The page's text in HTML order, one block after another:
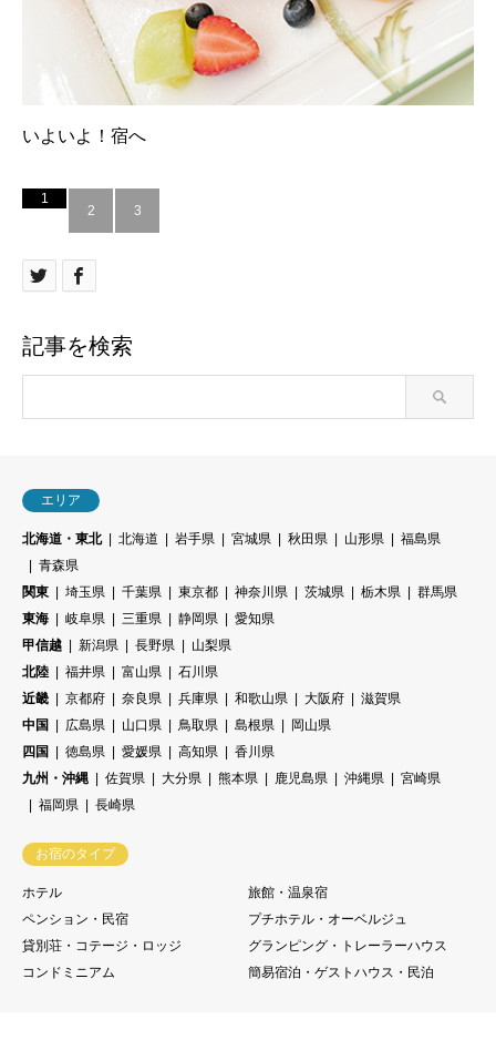
いよいよ！宿へ
1
2 3
記事を検索
エリア
北海道・東北 北海道 岩手県 宮城県 秋田県 山形県
福島県
青森県
関東
埼玉県 千葉県 東京都 神奈川県 茨城県 栃木県
群馬県
東海
岐阜県 三重県 静岡県
愛知県
甲信越
新潟県 長野県
山梨県
北陸
福井県 富山県
石川県
近畿
京都府 奈良県 兵庫県 和歌山県 大阪府
滋賀県
中国
広島県 山口県 鳥取県 島根県
岡山県
四国
徳島県 愛媛県 高知県
香川県
九州・沖縄
佐賀県 大分県 熊本県 鹿児島県 沖縄県
宮崎県
福岡県
長崎県
お宿のタイプ
ホテル
旅館・温泉宿
ペンション・民宿
プチホテル・オーベルジュ
貸別荘・コテージ・ロッジ
グランピング・トレーラーハウス
コンドミニアム
簡易宿泊・ゲストハウス・民泊